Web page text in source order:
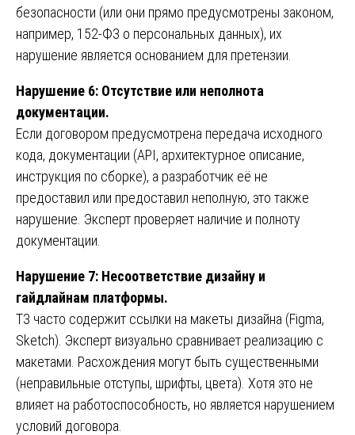
безопасности (или они прямо предусмотрены законом,
например, 152-ФЗ о персональных данных), их
нарушение является основанием для претензии.
Нарушение 6: Отсутствие или неполнота
документации.
Если договором предусмотрена передача исходного
кода, документации (API, архитектурное описание,
инструкция по сборке), а разработчик её не
предоставил или предоставил неполную, это также
нарушение. Эксперт проверяет наличие и полноту
документации.
Нарушение 7: Несоответствие дизайну и
гайдлайнам платформы.
ТЗ часто содержит ссылки на макеты дизайна (Figma,
Sketch). Эксперт визуально сравнивает реализацию с
макетами. Расхождения могут быть существенными
(неправильные отступы, шрифты, цвета). Хотя это не
влияет на работоспособность, но является нарушением
условий договора.